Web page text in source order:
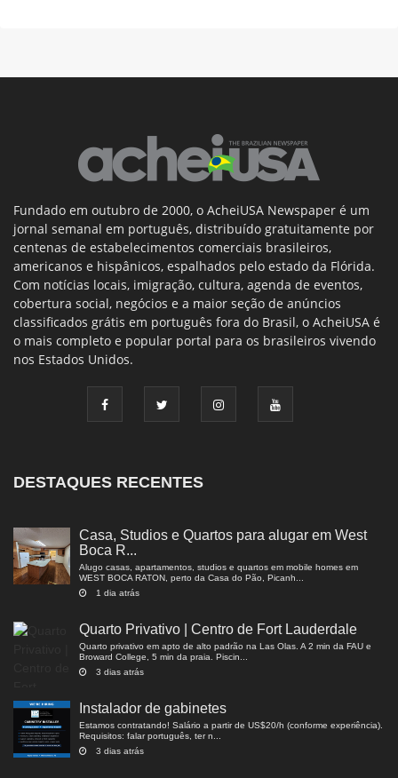
Fundado em outubro de 2000, o AcheiUSA Newspaper é um
jornal semanal em português, distribuído gratuitamente por
centenas de estabelecimentos comerciais brasileiros,
americanos e hispânicos, espalhados pelo estado da Flórida.
Com notícias locais, imigração, cultura, agenda de eventos,
cobertura social, negócios e a maior seção de anúncios
classificados grátis em português fora do Brasil, o AcheiUSA é
o mais completo e popular portal para os brasileiros vivendo
nos Estados Unidos.
DESTAQUES RECENTES
Casa, Studios e Quartos para alugar em West
Boca R...
Alugo casas, apartamentos, studios e quartos em mobile homes em
WEST BOCA RATON, perto da Casa do Pão, Picanh...
1 dia atrás
Quarto Privativo | Centro de Fort Lauderdale
Quarto privativo em apto de alto padrão na Las Olas. A 2 min da FAU e
Broward College, 5 min da praia. Piscin...
3 dias atrás
Instalador de gabinetes
Estamos contratando! Salário a partir de US$20/h (conforme experiência).
Requisitos: falar português, ter n...
3 dias atrás